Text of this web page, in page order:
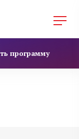
программу